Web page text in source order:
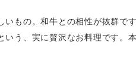
もの。和牛との相性が抜群で
う、実に贅沢なお料理です。本